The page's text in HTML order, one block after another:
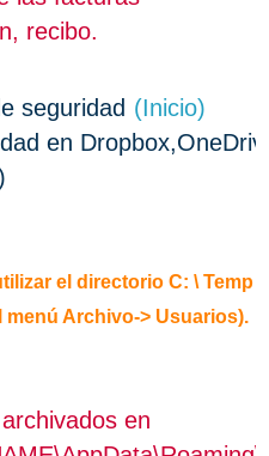
recibo.
seguridad (Inicio)
en
el directorio C: \ Temp
menú Archivo-> Usuarios).
en